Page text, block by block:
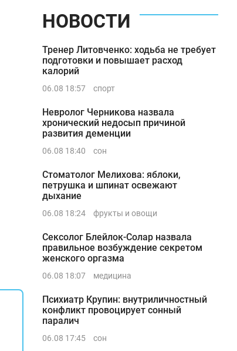
НОВОСТИ
Тренер Литовченко: ходьба не требует
подготовки и повышает расход
калорий
06.08 18:57 спорт
Невролог Черникова назвала
хронический недосып причиной
развития деменции
06.08 18:40 сон
Стоматолог Мелихова: яблоки,
петрушка и шпинат освежают
дыхание
06.08 18:24 фрукты и овощи
Сексолог Блейлок-Солар назвала
правильное возбуждение секретом
женского оргазма
06.08 18:07 медицина
Психиатр Крупин: внутриличностный
конфликт провоцирует сонный
паралич
06.08 17:45 сон